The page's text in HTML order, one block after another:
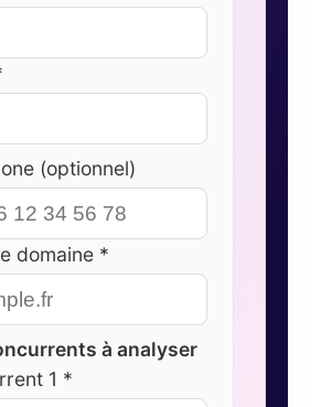
(optionnel)
domaine *
à analyser
1 *